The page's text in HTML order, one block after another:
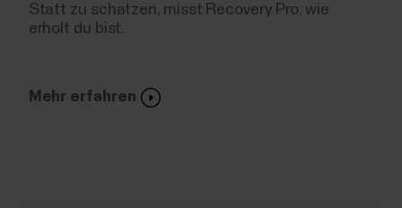
Statt zu schätzen, misst Recovery Pro, wie
erholt du bist.
Mehr erfahren